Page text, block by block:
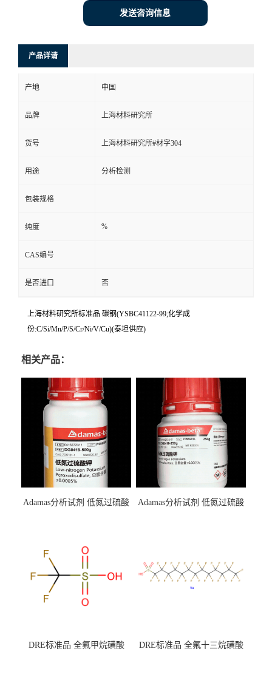
发送咨询信息
产品详请
产地 中国
品牌 上海材料研究所
货号 上海材料研究所#材字304
用途 分析检测
包装规格
纯度 %
CAS编号
是否进口 否
上海材料研究所标准品 碳钢(YSBC41122-99;化学成
份:C/Si/Mn/P/S/Cr/Ni/V/Cu)(泰坦供应)
相关产品：
Adamas分析试剂 低氮过硫酸
（泰坦现货供应）
Adamas分析试剂 低氮过硫酸
DRE标准品 全氟甲烷磺酸
DRE标准品 全氟十三烷磺酸